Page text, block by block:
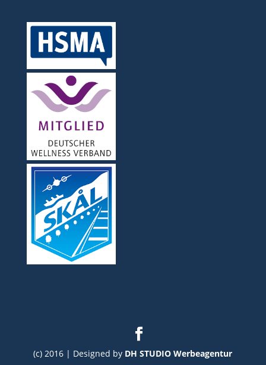
(c) 2016 | Designed by DH STUDIO Werbeagentur